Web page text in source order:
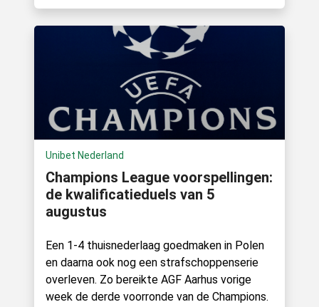
Unibet Nederland
Champions League voorspellingen:
de kwalificatieduels van 5
augustus
Een 1-4 thuisnederlaag goedmaken in Polen
en daarna ook nog een strafschoppenserie
overleven. Zo bereikte AGF Aarhus vorige
week de derde voorronde van de Champions.